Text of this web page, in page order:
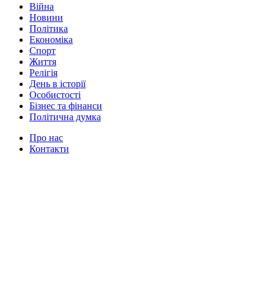
Війна
Новини
Політика
Економіка
Спорт
Життя
Релігія
День в історії
Особистості
Бізнес та фінанси
Політична думка
Про нас
Контакти